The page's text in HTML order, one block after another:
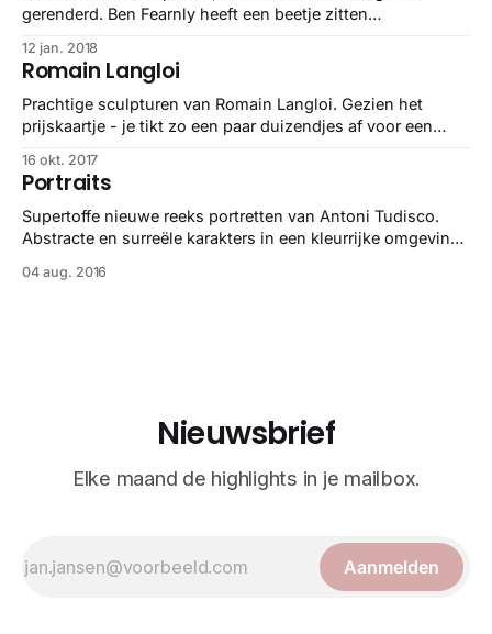
gerenderd. Ben Fearnly heeft een beetje zitten
sculptmojis. En eigenlijk wil ik een 3D geprinte versie in
m’n woonkamer.
12 jan. 2018
Romain Langloi
Prachtige sculpturen van Romain Langloi. Gezien het
prijskaartje - je tikt zo een paar duizendjes af voor een
heb je wel opengespleten stenen waar goud uit druipt in je
woonkamer staan. Om het beeldend uit te drukken.
Watertanden.
16 okt. 2017
Portraits
Supertoffe nieuwe reeks portretten van Antoni Tudisco.
Abstracte en surreële karakters in een kleurrijke omgeving
04 aug. 2016
Nieuwsbrief
Elke maand de highlights in je mailbox.
Aanmelden